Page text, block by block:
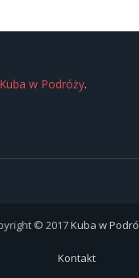
Kuba w Podróży.
© 2017Kuba w
Kontakt